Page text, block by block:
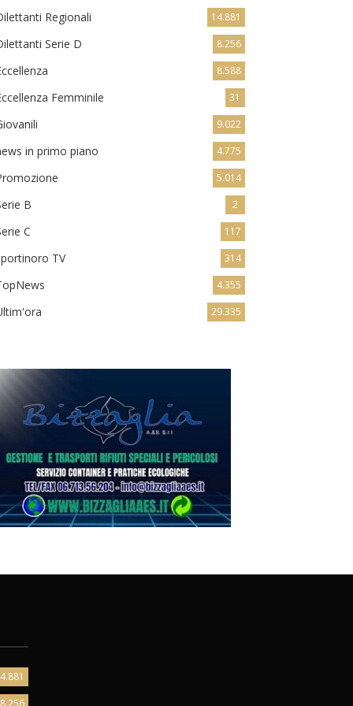
Regionali 14.881
Serie D 8.256
8.588
Femminile 31
9.022
in primo piano 4.775
5.014
B 2
C 117
TV 314
4.355
29.335
8.256